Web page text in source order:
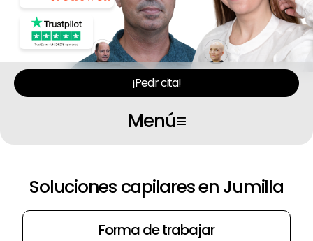
¡Pedir cita!
Menú≡
Videos
Pedir cita
Soluciones capilares en Jumilla
Forma de trabajar